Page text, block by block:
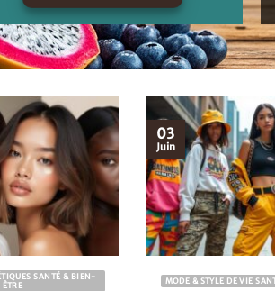
SANTÉ & BIEN-
ÊTRE
MODE & STYLE DE VIE
03
Juin